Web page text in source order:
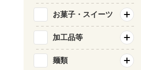
お菓子・スイーツ
加工品等
麺類